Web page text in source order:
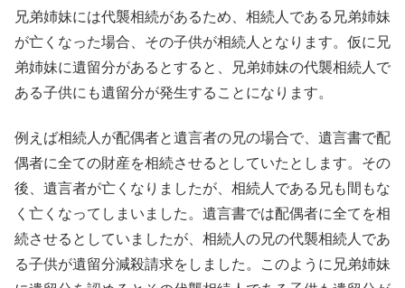
兄弟姉妹には代襲相続があるため、相続人である兄弟姉妹
が亡くなった場合、その子供が相続人となります。仮に兄
弟姉妹に遺留分があるとすると、兄弟姉妹の代襲相続人で
ある子供にも遺留分が発生することになります。
例えば相続人が配偶者と遺言者の兄の場合で、遺言書で配
偶者に全ての財産を相続させるとしていたとします。その
後、遺言者が亡くなりましたが、相続人である兄も間もな
く亡くなってしまいました。遺言書では配偶者に全てを相
続させるとしていましたが、相続人の兄の代襲相続人であ
る子供が遺留分減殺請求をしました。このように兄弟姉妹